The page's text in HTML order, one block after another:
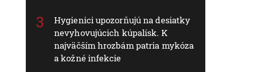
Hygienici upozorňujú na desiatky
nevyhovujúcich kúpalísk. K
najväčším hrozbám patria mykóza
a kožné infekcie